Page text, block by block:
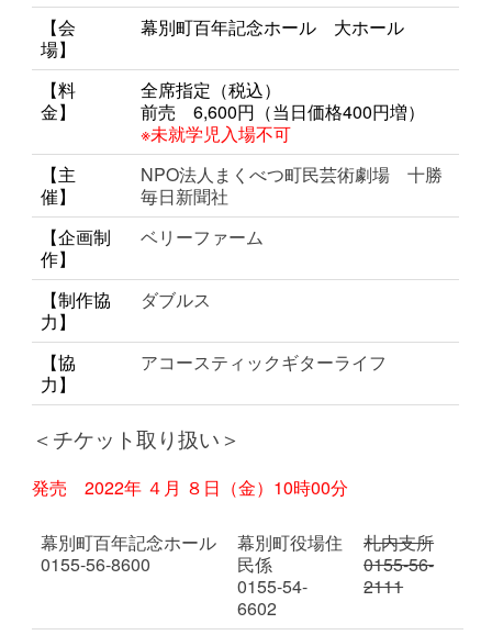
【会
場】
幕別町百年記念ホール 大ホール
【料
金】
全席指定（税込）
前売 6,600円（当日価格400円増）
※未就学児入場不可
【主
催】
NPO法人まくべつ町民芸術劇場 十勝
毎日新聞社
【企画制
作】
ベリーファーム
【制作協
力】
ダブルス
【協
力】
アコースティックギターライフ
＜チケット取り扱い＞
発売 2022年 ４ 月 ８日（金）10時00分
幕別町百年記念ホール
0155-56-8600
幕別町役場住
民係
0155-54-
6602
札内支所
0155-56-
2111